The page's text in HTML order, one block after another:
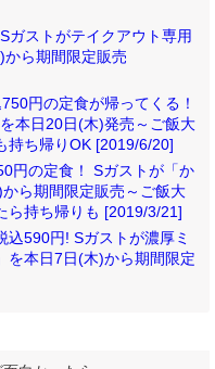
ガストがテイクアウト専用
から期間限定販売
円の定食が帰ってくる！
本日20日(木)発売～ご飯大
持ち帰りOK [2019/6/20]
円の定食！ Sガストが「か
ら期間限定販売～ご飯大
ら持ち帰りも [2019/3/21]
込590円! Sガストが濃厚ミ
を本日7日(木)から期間限定